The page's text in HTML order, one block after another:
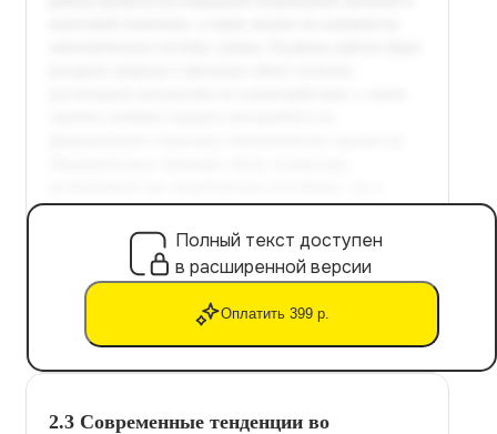
Полный текст доступен
в расширенной версии
Оплатить 399 р.
2.3 Современные тенденции во